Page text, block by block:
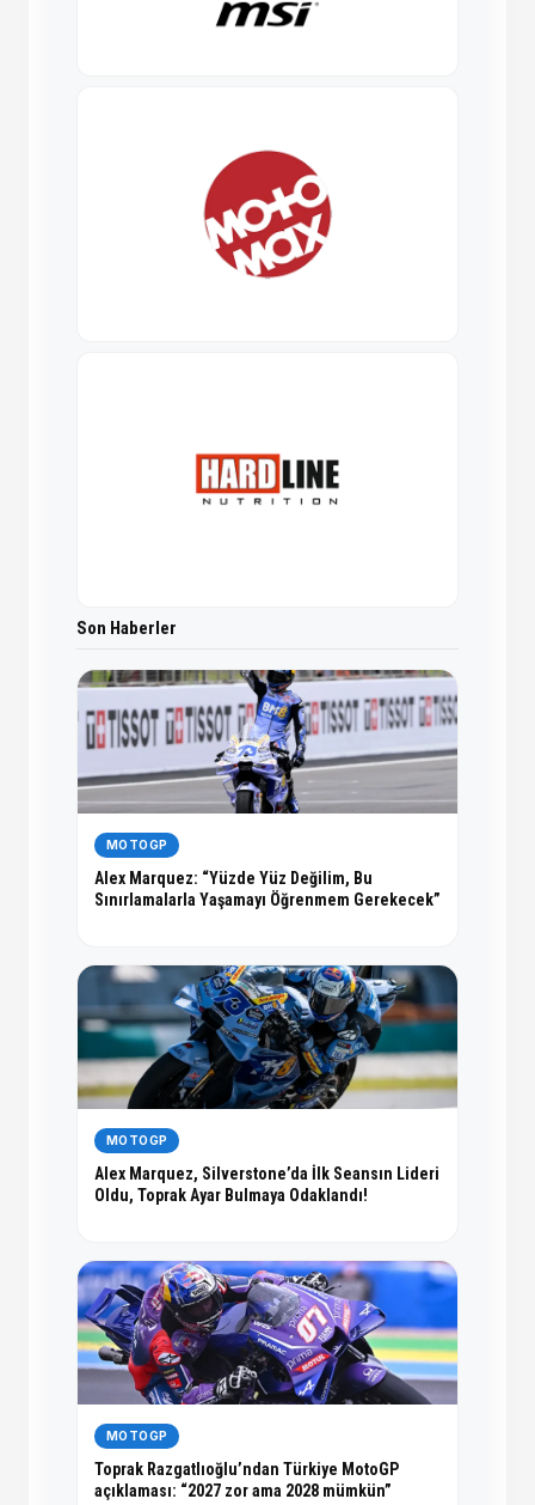
Son Haberler
MOTOGP
Alex Marquez: “Yüzde Yüz Değilim, Bu
Sınırlamalarla Yaşamayı Öğrenmem Gerekecek”
MOTOGP
Alex Marquez, Silverstone’da İlk Seansın Lideri
Oldu, Toprak Ayar Bulmaya Odaklandı!
MOTOGP
Toprak Razgatlıoğlu’ndan Türkiye MotoGP
açıklaması: “2027 zor ama 2028 mümkün”